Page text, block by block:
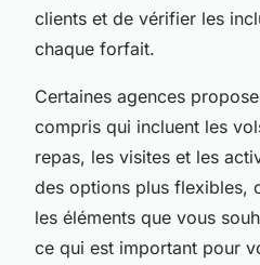
clients et de vérifier les
chaque forfait.
Certaines agences
compris qui incluent les
repas, les visites et les
des options plus flexibles,
les éléments que vous
ce qui est important pour